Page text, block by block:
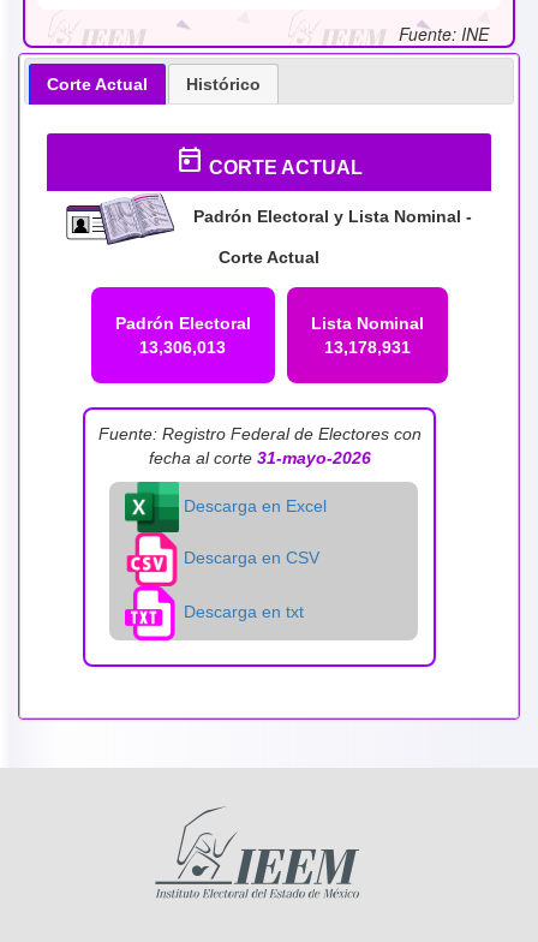
Fuente: INE
Corte Actual Histórico
today CORTE ACTUAL
Padrón Electoral y Lista Nominal -
Corte Actual
Padrón Electoral
13,306,013
Lista Nominal
13,178,931
Fuente: Registro Federal de Electores con
fecha al corte 31-mayo-2026
Descarga en Excel
Descarga en CSV
Descarga en txt